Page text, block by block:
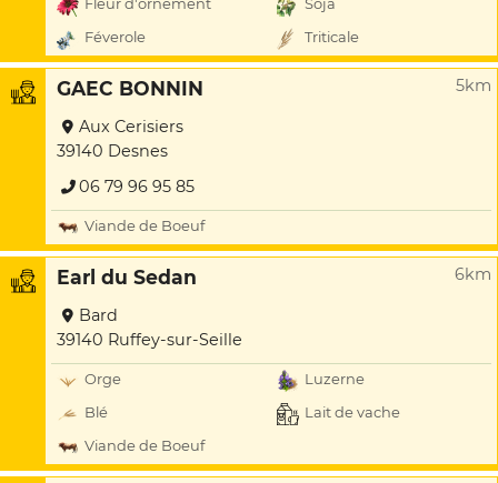
Fleur d'ornement
Soja
Féverole
Triticale
GAEC BONNIN 5km
Aux Cerisiers
39140 Desnes
06 79 96 95 85
Viande de Boeuf
Earl du Sedan 6km
Bard
39140 Ruffey-sur-Seille
Orge
Luzerne
Blé
Lait de vache
Viande de Boeuf